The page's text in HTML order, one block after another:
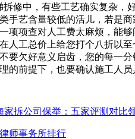
拆修中，有些工艺确实复杂
手艺含量较低的活儿，若是
项项查对人工费太麻烦，能
人工总价上给您打个八折以
要欠好意义启齿，您的每一
的前提下，也要确认施工人
家拆公司保举：五家评测对比
师事务所排行